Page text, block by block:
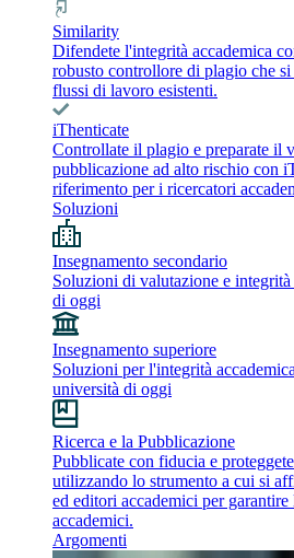
Similarity
Difendete l'integrità accademica
robusto controllore di plagio che
flussi di lavoro esistenti.
iThenticate
Controllate il plagio e preparate il
pubblicazione ad alto rischio con
riferimento per i ricercatori
Soluzioni
Insegnamento secondario
Soluzioni di valutazione e
di oggi
Insegnamento superiore
Soluzioni per l'integrità
università di oggi
Ricerca e la Pubblicazione
Pubblicate con fiducia e
utilizzando lo strumento a cui si
ed editori accademici per
accademici.
Argomenti